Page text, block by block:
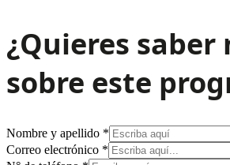
¿Quieres saber
sobre este
Nombre y apellido *
Correo electrónico *